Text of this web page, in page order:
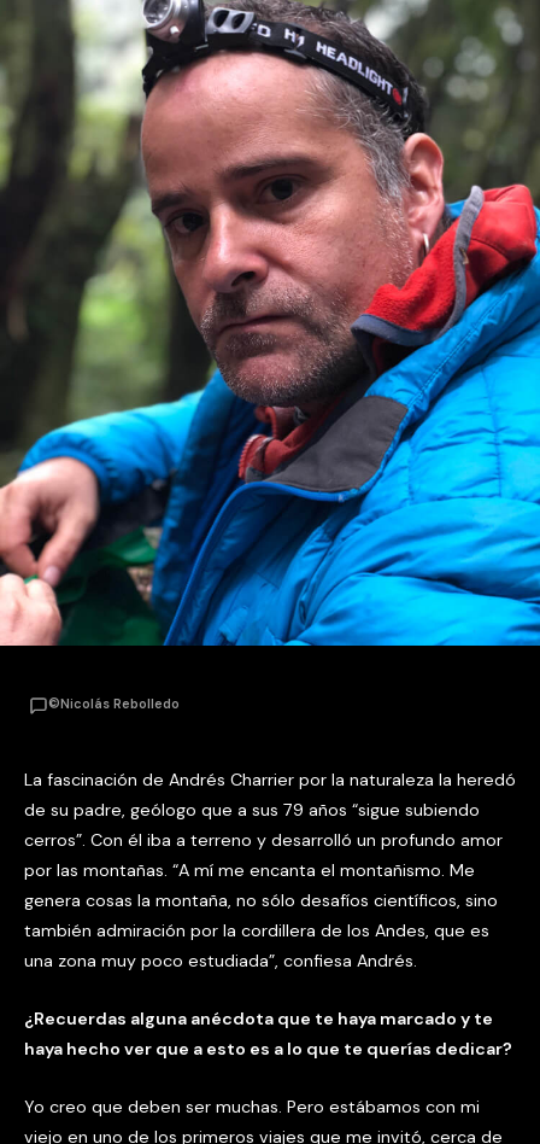
©Nicolás Rebolledo
La fascinación de Andrés Charrier por la naturaleza la heredó
de su padre, geólogo que a sus 79 años “sigue subiendo
cerros”. Con él iba a terreno y desarrolló un profundo amor
por las montañas. “A mí me encanta el montañismo. Me
genera cosas la montaña, no sólo desafíos científicos, sino
también admiración por la cordillera de los Andes, que es
una zona muy poco estudiada”, confiesa Andrés.
¿Recuerdas alguna anécdota que te haya marcado y te
haya hecho ver que a esto es a lo que te querías dedicar?
Yo creo que deben ser muchas. Pero estábamos con mi
viejo en uno de los primeros viajes que me invitó, cerca de